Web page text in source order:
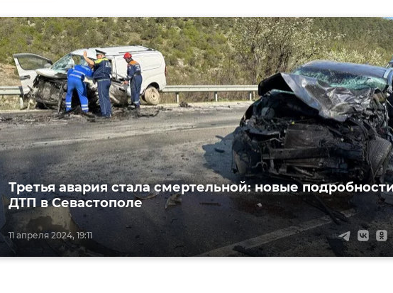
11 апреля 2024, 19:11
Третья авария стала смертельной: новые
ДТП в Севастополе